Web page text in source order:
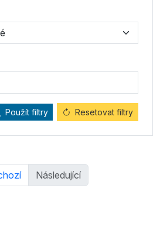
Použít filtry Resetovat filtry
Následující